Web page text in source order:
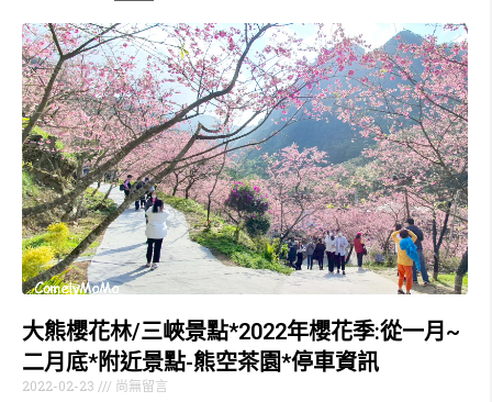
大熊櫻花林/三峽景點*2022年櫻花季:從一月~
二月底*附近景點-熊空茶園*停車資訊
2022-02-23 尚無留言